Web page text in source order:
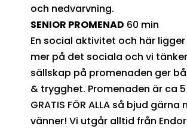
och nedvarvning.
SENIOR PROMENAD 60 min
En social aktivitet och här
mer på det sociala och vi
sällskap på promenaden ger
& trygghet. Promenaden är ca
GRATIS FÖR ALLA så bjud gärna
vänner! Vi utgår alltid från